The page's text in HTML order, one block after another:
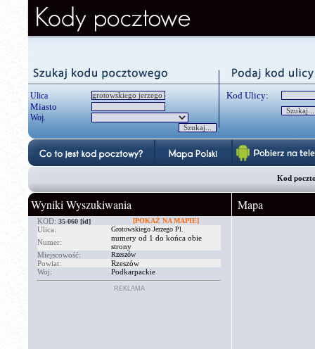
Ulica
Miasto
Woj.
Kod Ulicy:
Kod
Wyniki Wyszukiwania
KOD: 35-060 [id] [POKAŻ NA MAPIE]
Ulica: Grotowskiego Jerzego Pl.
Numer:
numery od 1 do końca obie
strony
Miejscowość:
Rzeszów
Powiat:
Rzeszów
Woj:
Podkarpackie
REKLAMA
Mapa